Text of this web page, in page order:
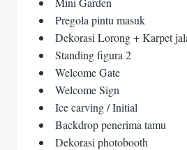
Pregola pintu masuk
Dekorasi Lorong + Karpet
Standing figura 2
Welcome Gate
Welcome Sign
Ice carving / Initial
Backdrop penerima tamu
Dekorasi photobooth